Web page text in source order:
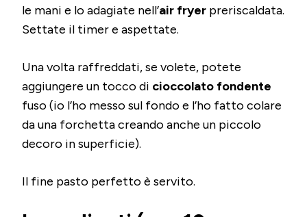
le mani e lo adagiate nell’air fryer preriscaldata.
Settate il timer e aspettate.
Una volta raffreddati, se volete, potete
aggiungere un tocco di cioccolato fondente
fuso (io l’ho messo sul fondo e l’ho fatto colare
da una forchetta creando anche un piccolo
decoro in superficie).
Il fine pasto perfetto è servito.